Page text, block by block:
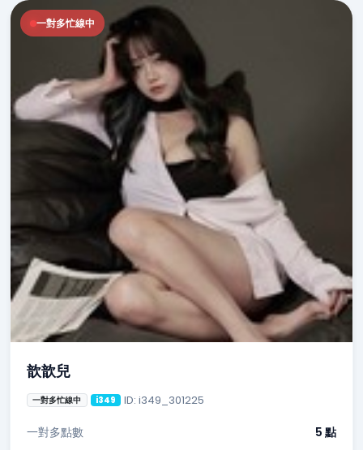
一對多忙線中
歆歆兒
一對多忙線中 i349 ID: i349_301225
一對多點數
5 點